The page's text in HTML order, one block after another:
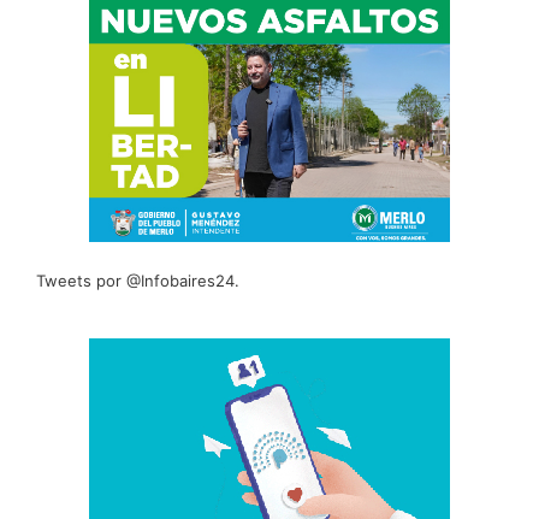
Tweets por @Infobaires24.